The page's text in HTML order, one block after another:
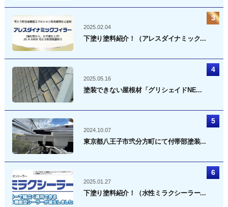
2025.02.04
下塗り塗料紹介！（アレスダイナミック...
2025.05.16
塗装できない屋根材「グリシェイドNE...
2024.10.07
東京都八王子市弐分方町にて付帯部塗装...
2025.01.27
下塗り塗料紹介！（水性ミラクシーラー...